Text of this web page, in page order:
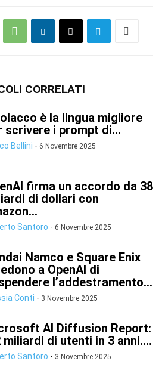
CORRELATI
è la lingua migliore
scrivere i prompt di...
Bellini - 6 Novembre 2025
firma un accordo da 38
di dollari con
Santoro - 6 Novembre 2025
Namco e Square Enix
a OpenAI di
l’addestramento...
Conti - 3 Novembre 2025
AI Diffusion Report:
miliardi di utenti in 3 anni....
Santoro - 3 Novembre 2025